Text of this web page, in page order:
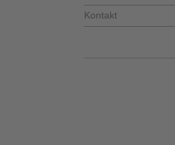
Kontakt